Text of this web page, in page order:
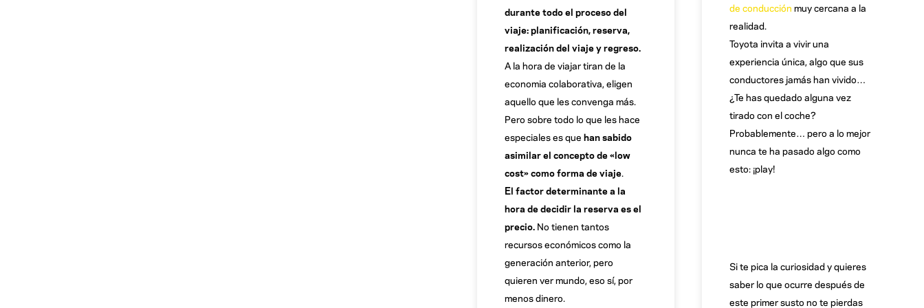
de conducción muy cercana a la
realidad.
Toyota invita a vivir una
experiencia única, algo que sus
conductores jamás han vivido…
¿Te has quedado alguna vez
tirado con el coche?
Probablemente… pero a lo mejor
nunca te ha pasado algo como
esto: ¡play!
Si te pica la curiosidad y quieres
saber lo que ocurre después de
este primer susto no te pierdas
durante todo el proceso del
viaje: planificación, reserva,
realización del viaje y regreso.
A la hora de viajar tiran de la
economia colaborativa, eligen
aquello que les convenga más.
Pero sobre todo lo que les hace
especiales es que han sabido
asimilar el concepto de «low
cost» como forma de viaje
El factor determinante a la
hora de decidir la reserva es el
precio. No tienen tantos
recursos económicos como la
generación anterior, pero
quieren ver mundo, eso sí, por
menos dinero.